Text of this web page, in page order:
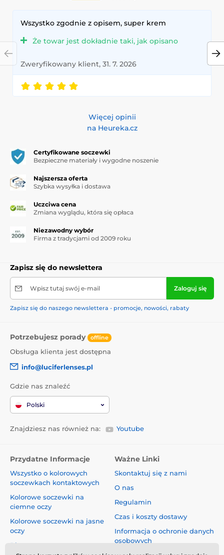
Wszystko zgodnie z opisem, super krem
Że towar jest dokładnie taki, jak opisano
Zweryfikowany klient, 31. 7. 2026
Więcej opinii
na Heureka.cz
Certyfikowane soczewki
Bezpieczne materiały i wygodne noszenie
Najszersza oferta
Szybka wysyłka i dostawa
Uczciwa cena
Zmiana wyglądu, która się opłaca
Niezawodny wybór
Firma z tradycjami od 2009 roku
Zapisz się do newslettera
Wpisz tutaj swój e-mail Zaloguj się
Zapisz się do naszego newslettera - promocje, nowości, rabaty
Potrzebujesz porady offline
Obsługa klienta jest dostępna
info@luciferlenses.pl
Gdzie nas znaleźć
Polski
Znajdziesz nas również na: Youtube
Przydatne Informacje
Wszystko o kolorowych
soczewkach kontaktowych
Kolorowe soczewki na
ciemne oczy
Kolorowe soczewki na jasne
oczy
Blog
Ważne Linki
Skontaktuj się z nami
O nas
Regulamin
Czas i koszty dostawy
Informacja o ochronie danych
osobowych